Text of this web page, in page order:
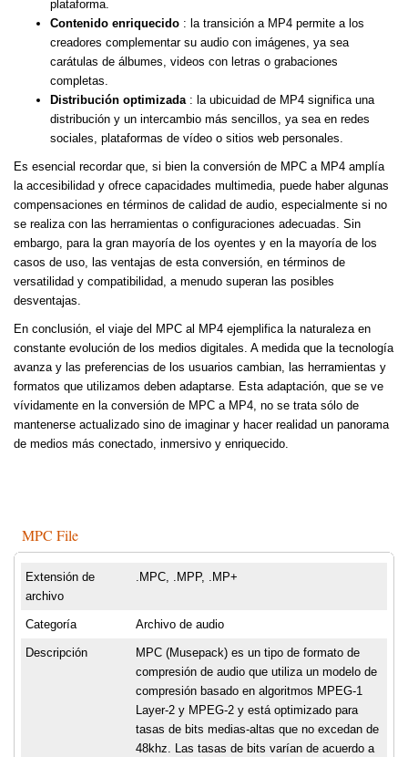
plataforma.
Contenido enriquecido : la transición a MP4 permite a los
creadores complementar su audio con imágenes, ya sea
carátulas de álbumes, videos con letras o grabaciones
completas.
Distribución optimizada: la ubicuidad de MP4 significa una
distribución y un intercambio más sencillos, ya sea en redes
sociales, plataformas de vídeo o sitios web personales.
Es esencial recordar que, si bien la conversión de MPC a MP4 amplía
la accesibilidad y ofrece capacidades multimedia, puede haber algunas
compensaciones en términos de calidad de audio, especialmente si no
se realiza con las herramientas o configuraciones adecuadas. Sin
embargo, para la gran mayoría de los oyentes y en la mayoría de los
casos de uso, las ventajas de esta conversión, en términos de
versatilidad y compatibilidad, a menudo superan las posibles
desventajas.
En conclusión, el viaje del MPC al MP4 ejemplifica la naturaleza en
constante evolución de los medios digitales. A medida que la tecnología
avanza y las preferencias de los usuarios cambian, las herramientas y
formatos que utilizamos deben adaptarse. Esta adaptación, que se ve
vívidamente en la conversión de MPC a MP4, no se trata sólo de
mantenerse actualizado sino de imaginar y hacer realidad un panorama
de medios más conectado, inmersivo y enriquecido.
MPC File
Extensión de
archivo
.MPC, .MPP, .MP+
Categoría Archivo de audio
Descripción
MPC (Musepack) es un tipo de formato de
compresión de audio que utiliza un modelo de
compresión basado en algoritmos MPEG-1
Layer-2 y MPEG-2 y está optimizado para
tasas de bits medias-altas que no excedan de
48khz. Las tasas de bits varían de acuerdo a